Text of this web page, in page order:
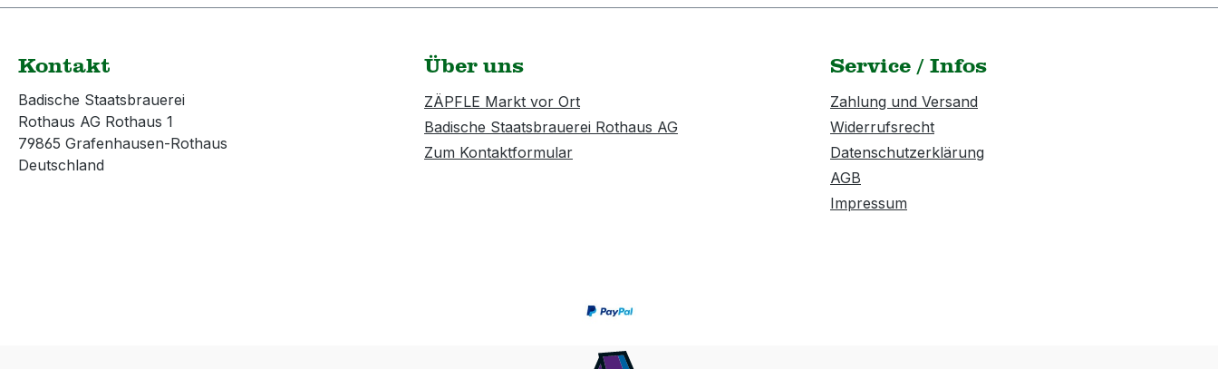
GmbHLengfelder Straße
GermanyE-Mail:
promotion@huemmer-
werbung.de
Kontakt
Badische Staatsbrauerei
Rothaus AG Rothaus 1
79865 Grafenhausen-Rothaus
Deutschland
Über uns
ZÄPFLE Markt vor Ort
Badische Staatsbrauerei Rothaus AG
Zum Kontaktformular
Service / Infos
Zahlung und Versand
Widerrufsrecht
Datenschutzerklärung
AGB
Impressum